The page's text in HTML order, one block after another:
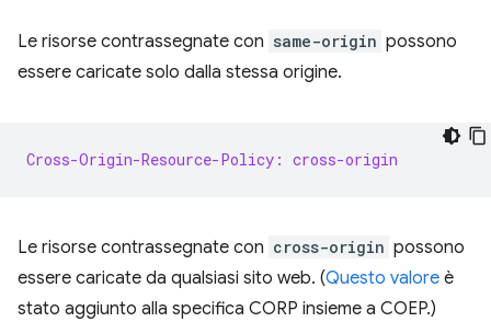
Le risorse contrassegnate con same-origin possono
essere caricate solo dalla stessa origine.
Cross-Origin-Resource-Policy: cross-origin
Le risorse contrassegnate con cross-origin possono
essere caricate da qualsiasi sito web. (Questo valore è
stato aggiunto alla specifica CORP insieme a COEP.)